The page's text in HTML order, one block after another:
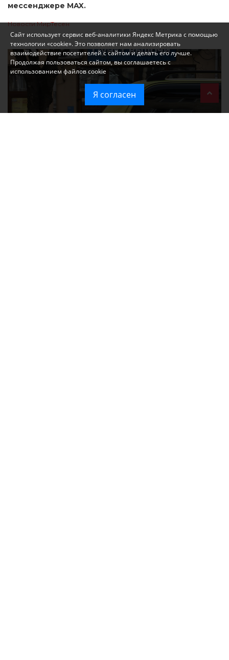
мессенджере MAX.
Новости МирТесен
Сайт использует сервис веб-аналитики Яндекс Метрика с помощью
технологии «cookie». Это позволяет нам анализировать
взаимодействие посетителей с сайтом и делать его лучше.
Продолжая пользоваться сайтом, вы соглашаетесь с
использованием файлов cookie
Я согласен